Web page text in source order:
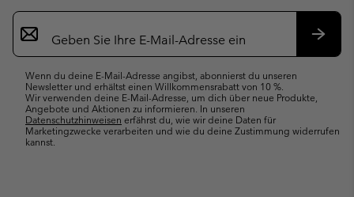
Newsletter-
Anmeldung
Wenn du deine E-Mail-Adresse angibst, abonnierst du unseren
Newsletter und erhältst einen Willkommensrabatt von 10 %.
Wir verwenden deine E-Mail-Adresse, um dich über neue Produkte,
Angebote und Aktionen zu informieren. In unseren
Datenschutzhinweisen erfährst du, wie wir deine Daten für
Marketingzwecke verarbeiten und wie du deine Zustimmung widerrufen
kannst.